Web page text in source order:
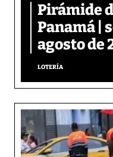
Pirámide
Panamá |
agosto de
LOTERÍA